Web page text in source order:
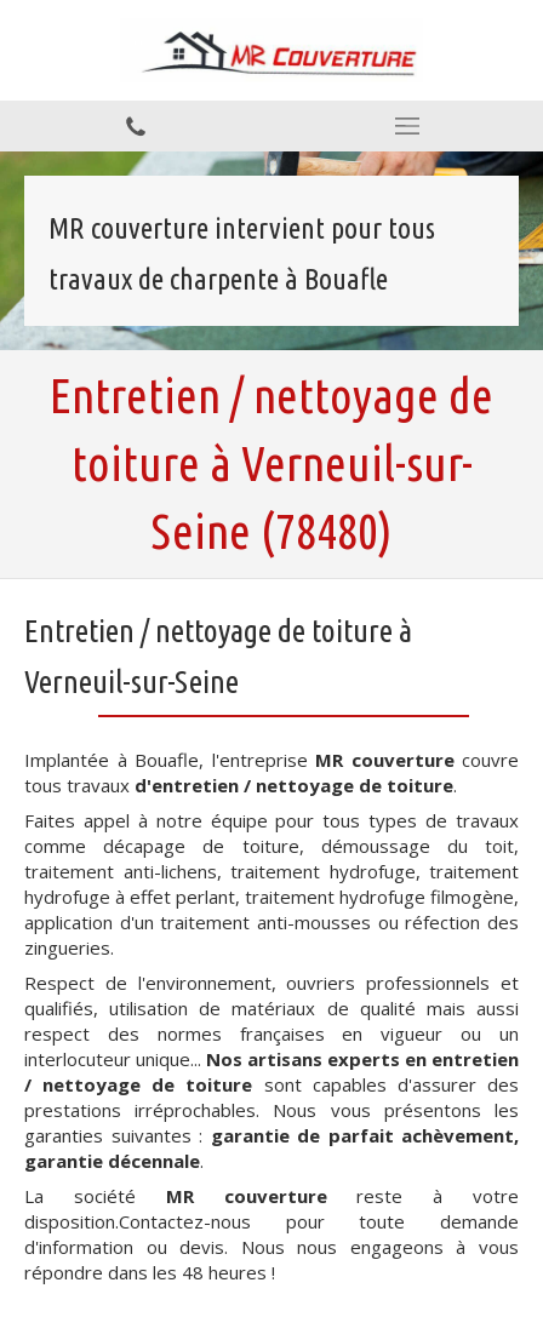
MR couverture intervient pour tous
travaux de charpente à Bouafle
Entretien / nettoyage de
toiture à Verneuil-sur-
Seine (78480)
Entretien / nettoyage de toiture à
Verneuil-sur-Seine
Implantée à Bouafle, l'entreprise MR couverturecouvre
tous travaux d'entretien / nettoyage de toiture.
Faites appel à notre équipe pour tous types de travaux
comme décapage de toiture, démoussage du toit,
traitement anti-lichens, traitement hydrofuge, traitement
hydrofuge à effet perlant, traitement hydrofuge filmogène,
application d'un traitement anti-mousses ou réfection des
zingueries.
Respect de l'environnement, ouvriers professionnels et
qualifiés, utilisation de matériaux de qualité mais aussi
respect des normes françaises en vigueur ou un
interlocuteur unique... Nos artisans experts en entretien
/ nettoyage de toiture sont capables d'assurer des
prestations irréprochables. Nous vous présentons les
garanties suivantes : garantie de parfait achèvement,
garantie décennale.
La société MR couverturereste à votre
disposition.Contactez-nous pour toute demande
d'information ou devis. Nous nous engageons à vous
répondre dans les 48 heures !